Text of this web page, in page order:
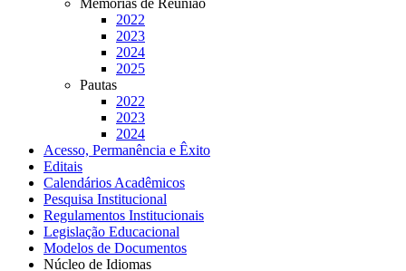
Memórias de Reunião
2022
2023
2024
2025
Pautas
2022
2023
2024
Acesso, Permanência e Êxito
Editais
Calendários Acadêmicos
Pesquisa Institucional
Regulamentos Institucionais
Legislação Educacional
Modelos de Documentos
Núcleo de Idiomas